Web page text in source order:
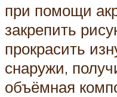
при помощи
закрепить
прокрасить
снаружи,
объёмная